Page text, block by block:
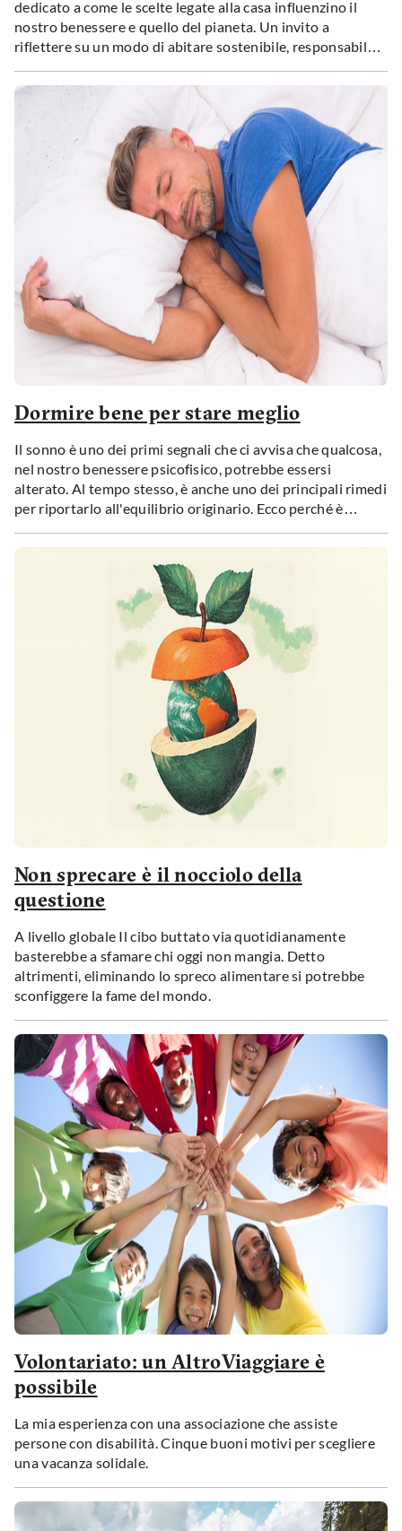
dedicato a come le scelte legate alla casa influenzino il
nostro benessere e quello del pianeta. Un invito a
riflettere su un modo di abitare sostenibile, responsabile e
Dormire bene per stare meglio
Il sonno è uno dei primi segnali che ci avvisa che qualcosa,
nel nostro benessere psicofisico, potrebbe essersi
alterato. Al tempo stesso, è anche uno dei principali rimedi
per riportarlo all'equilibrio originario. Ecco perché è
riposiamo, a cominciare da quando siamo ancora svegli.
Non sprecare è il nocciolo della
questione
A livello globale Il cibo buttato via quotidianamente
basterebbe a sfamare chi oggi non mangia. Detto
altrimenti, eliminando lo spreco alimentare si potrebbe
sconfiggere la fame del mondo.
Volontariato: un AltroViaggiare è
possibile
La mia esperienza con una associazione che assiste
persone con disabilità. Cinque buoni motivi per scegliere
una vacanza solidale.